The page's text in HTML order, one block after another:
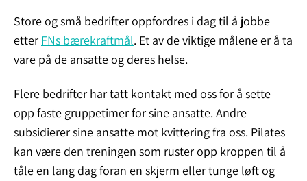
Store og små bedrifter oppfordres i dag til å jobbe
etter FNs bærekraftmål. Et av de viktige målene er å ta
vare på de ansatte og deres helse.
Flere bedrifter har tatt kontakt med oss for å sette
opp faste gruppetimer for sine ansatte. Andre
subsidierer sine ansatte mot kvittering fra oss. Pilates
kan være den treningen som ruster opp kroppen til å
tåle en lang dag foran en skjerm eller tunge løft og